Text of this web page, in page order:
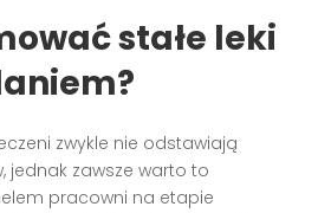
stałe leki
zwykle nie odstawiają
jednak zawsze warto to
pracowni na etapie